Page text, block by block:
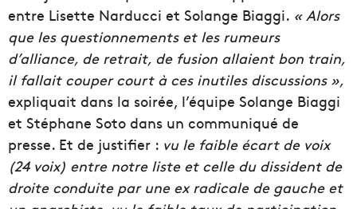
entre Lisette Narducci et Solange Biaggi. « Alors
que les questionnements et les rumeurs
d’alliance, de retrait, de fusion allaient bon train,
il fallait couper court à ces inutiles discussions »,
expliquait dans la soirée, l’équipe Solange Biaggi
et Stéphane Soto dans un communiqué de
presse. Et de justifier : vu le faible écart de voix
(24 voix) entre notre liste et celle du dissident de
droite conduite par une ex radicale de gauche et